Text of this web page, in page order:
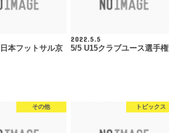
本フットサル京
2022.5.5
5/5 U15クラブユース選手権
その他 トピックス